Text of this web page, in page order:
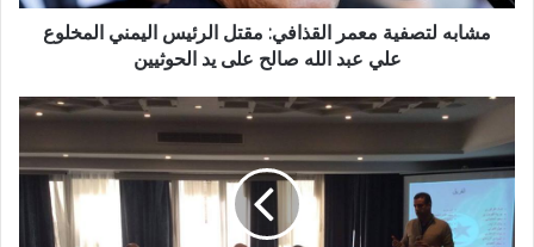
مشابه لتصفية معمر القذافي: مقتل الرئيس اليمني المخلوع
علي عبد الله صالح على يد الحوثيين